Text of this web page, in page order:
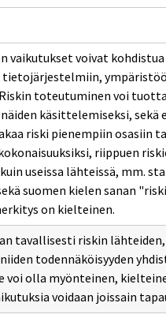
vaikutukset voivat
tietojärjestelmiin,
toteutuminen voi
käsittelemiseksi,
riski pienempiin osasiin
riippuen
useissa lähteissä, mm.
suomen kielen sanan
on kielteinen.
tavallisesti riskin
todennäköisyyden
voi olla myönteinen,
voidaan joissain